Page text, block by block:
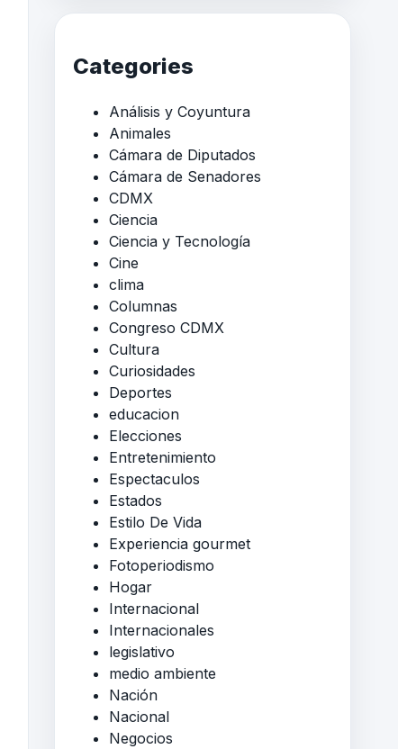
Categories
Análisis y Coyuntura
Animales
Cámara de Diputados
Cámara de Senadores
CDMX
Ciencia
Ciencia y Tecnología
Cine
clima
Columnas
Congreso CDMX
Cultura
Curiosidades
Deportes
educacion
Elecciones
Entretenimiento
Espectaculos
Estados
Estilo De Vida
Experiencia gourmet
Fotoperiodismo
Hogar
Internacional
Internacionales
legislativo
medio ambiente
Nación
Nacional
Negocios